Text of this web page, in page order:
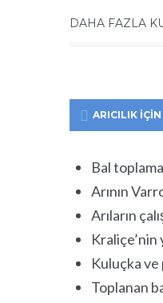
DAHA FAZLA
ARICILIK
Bal
Arının
Arıların
Kraliçe’nin
Kuluçka ve
Toplanan